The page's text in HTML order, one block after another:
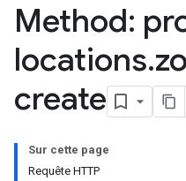
Method:
locations.
create
Sur cette page
Requête HTTP